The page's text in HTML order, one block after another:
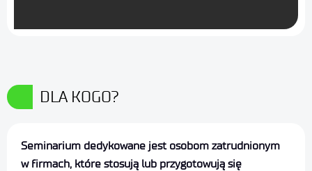
DLA KOGO?
Seminarium dedykowane jest osobom zatrudnionym
w firmach, które stosują lub przygotowują się